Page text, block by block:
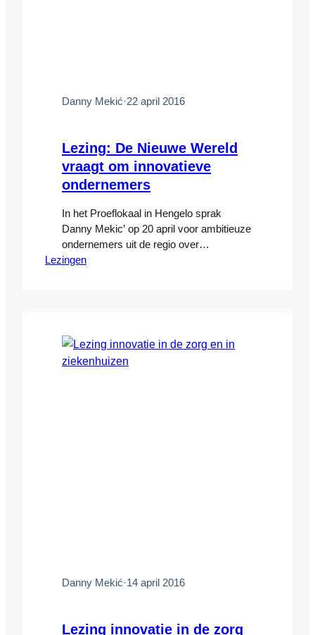
Danny Mekić·22 april 2016
Lezing: De Nieuwe Wereld
vraagt om innovatieve
ondernemers
In het Proeflokaal in Hengelo sprak
Danny Mekic’ op 20 april voor ambitieuze
ondernemers uit de regio over
ondernemerschap, innovatie en de
leeftijd om dat niet te…
Lezingen
Danny Mekić·14 april 2016
Lezing innovatie in de zorg